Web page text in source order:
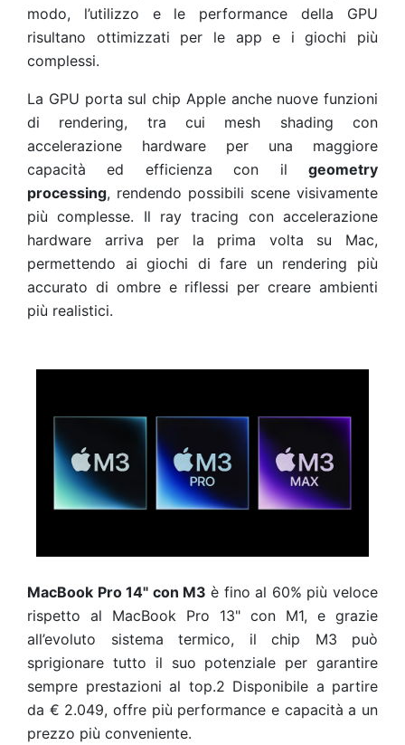
modo, l’utilizzo e le performance della GPU
risultano ottimizzati per le app e i giochi più
complessi.
La GPU porta sul chip Apple anche nuove funzioni
di rendering, tra cui mesh shading con
accelerazione hardware per una maggiore
capacità ed efficienza con il geometry
processing, rendendo possibili scene visivamente
più complesse. Il ray tracing con accelerazione
hardware arriva per la prima volta su Mac,
permettendo ai giochi di fare un rendering più
accurato di ombre e riflessi per creare ambienti
più realistici.
MacBook Pro 14" con M3 è fino al 60% più veloce
rispetto al MacBook Pro 13" con M1, e grazie
all’evoluto sistema termico, il chip M3 può
sprigionare tutto il suo potenziale per garantire
sempre prestazioni al top.2 Disponibile a partire
da € 2.049, offre più performance e capacità a un
prezzo più conveniente.